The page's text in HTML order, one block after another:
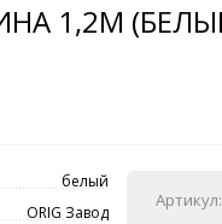
1,2М
белый
ORIG Завод
Артикул: